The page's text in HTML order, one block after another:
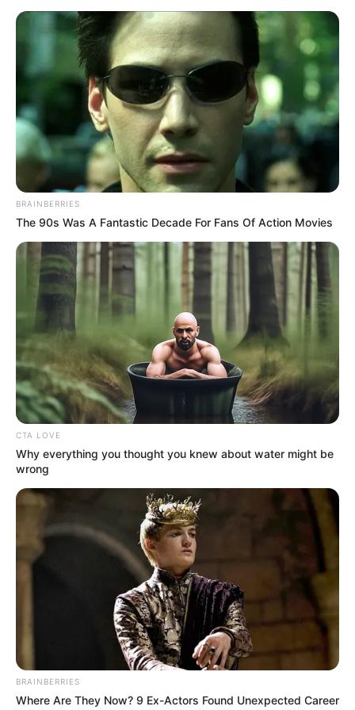
señor Emiliano 'Dibu' Martínez, que no es ejemplo para
las nuevas generaciones.
Le puede interesar:Atlético Bucaramanga ganó 3-1 y
avanzó de ronda en la Copa Betplay
Se espera que lo sucedido no genere mayores
repercusiones para el arquero de la albiceleste. Lo cierto
es que Argentina se alista para los duelos ante Venezuela
y Bolivia en la siguiente fecha.
COMPARTIR
ALERTA BOGOTÁ EN GOOGLE NEWS
TEMAS RELACIONADOS
SELECCIÓN COLOMBIA
ESTADIO METROPOLITANO ROBERTO MELÉNDEZ
SELECCIÓN ARGENTINA
ELIMINATORIAS AL MUNDIAL
MANTÉNGASE EN ALERTA
Tenemos todas las noticias que le
interesan. Para estar bien informado, por
favor, active las notificaciones de Alerta.
ACTIVAR AHORA
TEMAS DESTACADOS
BRAINBERRIES
The 90s Was A Fantastic Decade For Fans Of Action Movies
CTA LOVE
Why everything you thought you knew about water might be
wrong
BRAINBERRIES
Where Are They Now? 9 Ex-Actors Found Unexpected Career